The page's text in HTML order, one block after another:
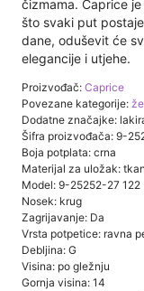
čizmama. Caprice
što svaki put
dane, oduševit će
elegancije i utjehe.
Proizvođač: Caprice
Povezane kategorije:
Dodatne značajke:
Šifra proizvođača: 9-
Boja potplata: crna
Materijal za uložak:
Model: 9-25252-27 122
Nosek: krug
Zagrijavanje: Da
Vrsta potpetice: ravna
Debljina: G
Visina: po gležnju
Gornja visina: 14